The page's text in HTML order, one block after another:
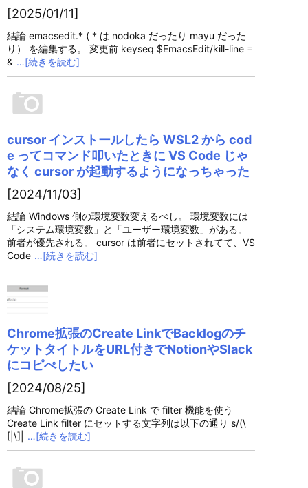
[2025/01/11]
結論 emacsedit.* ( * は nodoka だったり mayu だった
り） を編集する。 変更前 keyseq $EmacsEdit/kill-line =
& …[続きを読む]
cursor インストールしたら WSL2 から cod
e ってコマンド叩いたときに VS Code じゃ
なく cursor が起動するようになっちゃった
[2024/11/03]
結論 Windows 側の環境変数変えるべし。 環境変数には
「システム環境変数」と「ユーザー環境変数」がある。
前者が優先される。 cursor は前者にセットされてて、VS
Code …[続きを読む]
Chrome拡張のCreate LinkでBacklogのチ
ケットタイトルをURL付きでNotionやSlack
にコピぺしたい
[2024/08/25]
結論 Chrome拡張の Create Link で filter 機能を使う
Create Link filter にセットする文字列は以下の通り s/(\
[|\]|
…[続きを読む]